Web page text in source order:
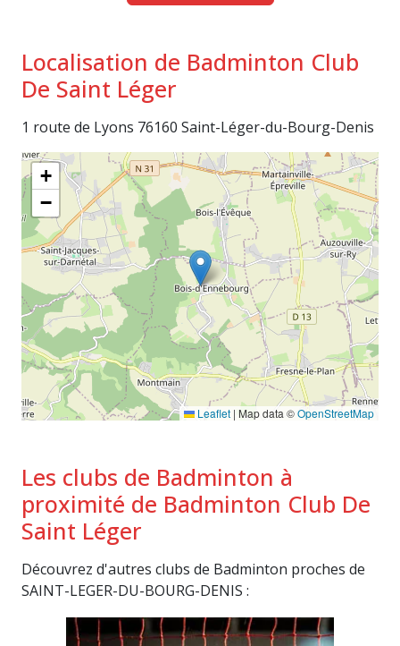
Localisation de Badminton Club
De Saint Léger
1 route de Lyons 76160 Saint-Léger-du-Bourg-Denis
+
−
Leaflet | Map data ©OpenStreetMap
Les clubs de Badminton à
proximité de Badminton Club De
Saint Léger
Découvrez d'autres clubs de Badminton proches de
SAINT-LEGER-DU-BOURG-DENIS :